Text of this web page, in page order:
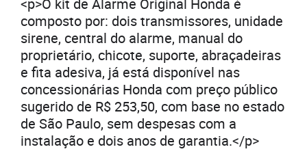
<p>O kit de Alarme Original Honda é
composto por: dois transmissores, unidade
sirene, central do alarme, manual do
proprietário, chicote, suporte, abraçadeiras
e fita adesiva, já está disponível nas
concessionárias Honda com preço público
sugerido de R$ 253,50, com base no estado
de São Paulo, sem despesas com a
instalação e dois anos de garantia.</p>